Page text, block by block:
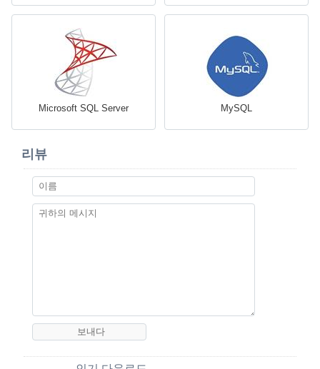
Microsoft SQL Server MySQL
리뷰